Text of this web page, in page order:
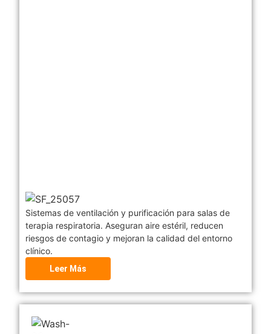
Sistemas de ventilación y purificación para salas de
terapia respiratoria. Aseguran aire estéril, reducen
riesgos de contagio y mejoran la calidad del entorno
clínico.
Leer Más